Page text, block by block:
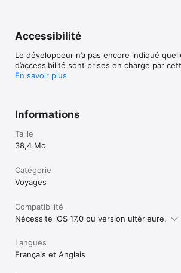
Accessibilité
Le développeur n’a pas encore indiqué
d’accessibilité sont prises en charge par
En savoir plus
Informations
Taille
38,4 Mo
Catégorie
Voyages
Compatibilité
Nécessite iOS 17.0 ou version ultérieure.
Langues
Français et Anglais